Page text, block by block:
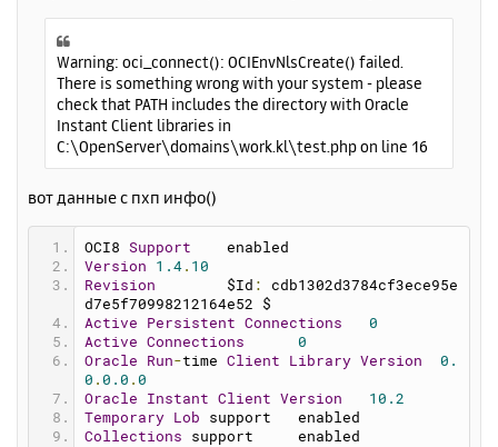
Warning: oci_connect(): OCIEnvNlsCreate() failed.
There is something wrong with your system - please
check that PATH includes the directory with Oracle
Instant Client libraries in
C:\OpenServer\domains\work.kl\test.php on line 16
вот данные с пхп инфо()
OCI8 Support
	enabled
Version
1.4 . 10
Revision
	$Id
:
cdb1302d3784cf3ece95e
d7e5f70998212164e52 $
Active
Persistent Connections
0
Active Connections
0
Oracle
Run-time Client Library Version
0.
0 . 0.0 . 0
Oracle
Instant Client Version
10.2
Temporary Lob
support	enabled
Collections
support	enabled